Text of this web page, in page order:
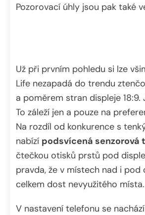
Pozorovací úhly jsou pak také
Už při prvním pohledu si lze
Life nezapadá do trendu
a poměrem stran displeje 18:9.
To záleží jen a pouze na
Na rozdíl od konkurence s
nabízí podsvícená senzorová
čtečkou otisků prstů pod
pravda, že v místech nad i pod
celkem dost nevyužitého místa.
V nastavení telefonu se